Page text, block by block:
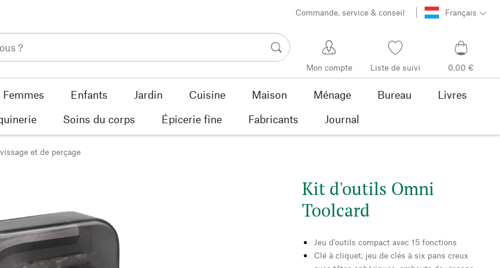
Commande, service & conseil Français
Mon compte Liste de suivi 0,00 €
Femmes Enfants Jardin Cuisine Maison Ménage Bureau
Livres
Soins du corps Épicerie fine Fabricants Journal
et de perçage
Kit d'outils Omni
Toolcard
Jeu d'outils compact avec 15 fonctions
Clé à cliquet, jeu de clés à six pans creux